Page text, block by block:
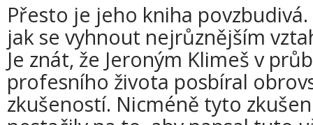
Přesto je jeho kniha
jak se vyhnout nejrůznějším
Je znát, že Jeroným Klimeš v
profesního života posbíral
zkušeností. Nicméně tyto